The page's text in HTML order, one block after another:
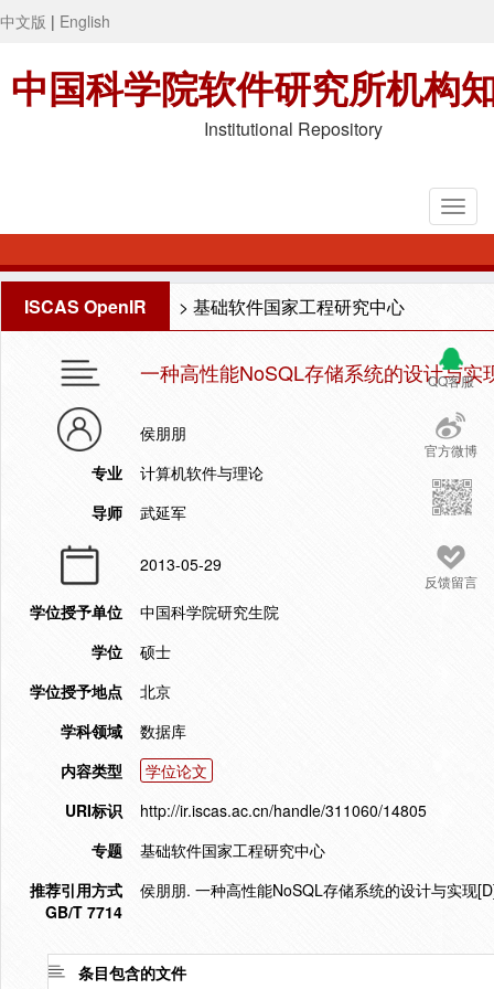
中文版 | English
中国科学院软件研究所机构
Institutional Repository
ISCAS OpenIR > 基础软件国家工程研究中心
QQ客服
官方微博
反馈留言
一种高性能NoSQL存储系统的设计与实
侯朋朋
专业
计算机软件与理论
导师
武延军
2013-05-29
学位授予单位
中国科学院研究生院
学位
硕士
学位授予地点
北京
学科领域
数据库
内容类型
学位论文
URI标识
http://ir.iscas.ac.cn/handle/311060/14805
专题
基础软件国家工程研究中心
推荐引用方式
GB/T 7714
侯朋朋. 一种高性能NoSQL存储系统的设计与实现
条目包含的文件